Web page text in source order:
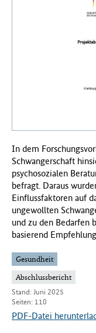
e
i
t
(
B
M
G
)
In dem
Schwangerschaft
psychosozialen
befragt. Daraus
Einflussfaktoren auf
ungewollten
und zu den Bedarfen
basierend
Gesundheit
Abschlussbericht
Stand: Juni 2025
Seiten: 110
PDF-Datei